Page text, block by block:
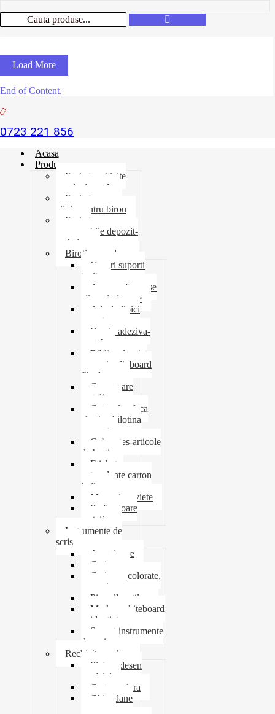
Load More
End of Content.
0723 221 856
Acasa
Produse
Pachet rechizite
școala de vară
Pachet necesar
zilnic pentru birou
Pachet
consumabile depozit-
ambalare
Birotica-produse
Cosuri suporti
tavite
Ace agrafe capse
clipsuri pioneze
Adeziv lipici
corectoare
Banda adeziva-
scotch
Biblioraft caiet
mecanic clipboard
file dosare
Capsatoare
metalice
Cutter foarfeca
elastic ghilotina
magnet
Cub notes-articole
de hartie
Etichete
autocolante carton
indigo
Mape si serviete
Perforatoare
metalice
Instrumente de
scris
Ascutitoare
Carioca
Creioane colorate,
mecanice
Pix roller stilou
Marker whiteboard
evidentiator
Suport instrumente
de scris
Rechizite scolare
Pictura desen
modelaj
Creta scolara
Ghiozdane